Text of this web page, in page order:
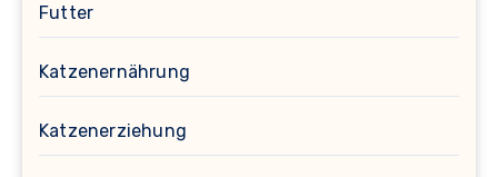
Futter
Katzenernährung
Katzenerziehung